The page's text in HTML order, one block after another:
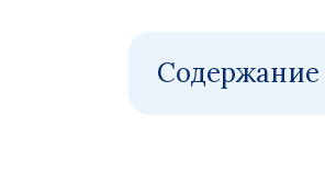
Содержание